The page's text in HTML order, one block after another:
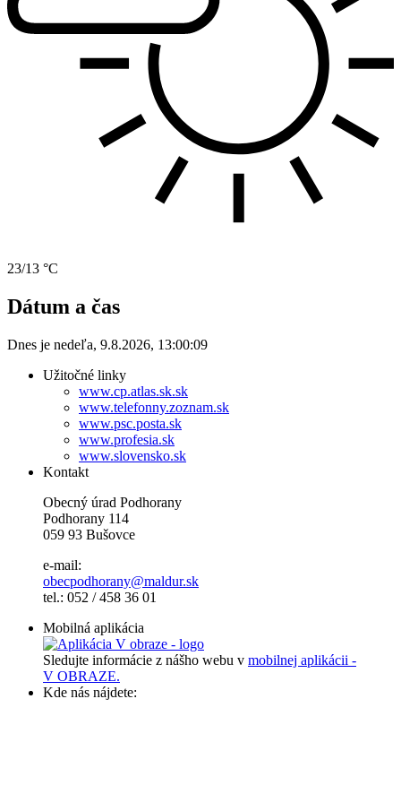
23/13 °C
Dátum a čas
Dnes je nedeľa, 9.8.2026, 13:00:09
Užitočné linky
www.cp.atlas.sk.sk
www.telefonny.zoznam.sk
www.psc.posta.sk
www.profesia.sk
www.slovensko.sk
Kontakt
Obecný úrad Podhorany
Podhorany 114
059 93 Bušovce
e-mail:
obecpodhorany@maldur.sk
tel.: 052 / 458 36 01
Mobilná aplikácia
Sledujte informácie z nášho webu v mobilnej aplikácii -
V OBRAZE.
Kde nás nájdete: